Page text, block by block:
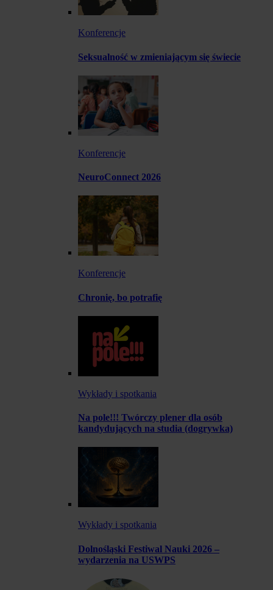
Konferencje
Seksualność w zmieniającym się świecie
Konferencje
NeuroConnect 2026
Konferencje
Chronię, bo potrafię
Wykłady i spotkania
Na pole!!! Twórczy plener dla osób
kandydujących na studia (dogrywka)
Wykłady i spotkania
Dolnośląski Festiwal Nauki 2026 –
wydarzenia na USWPS